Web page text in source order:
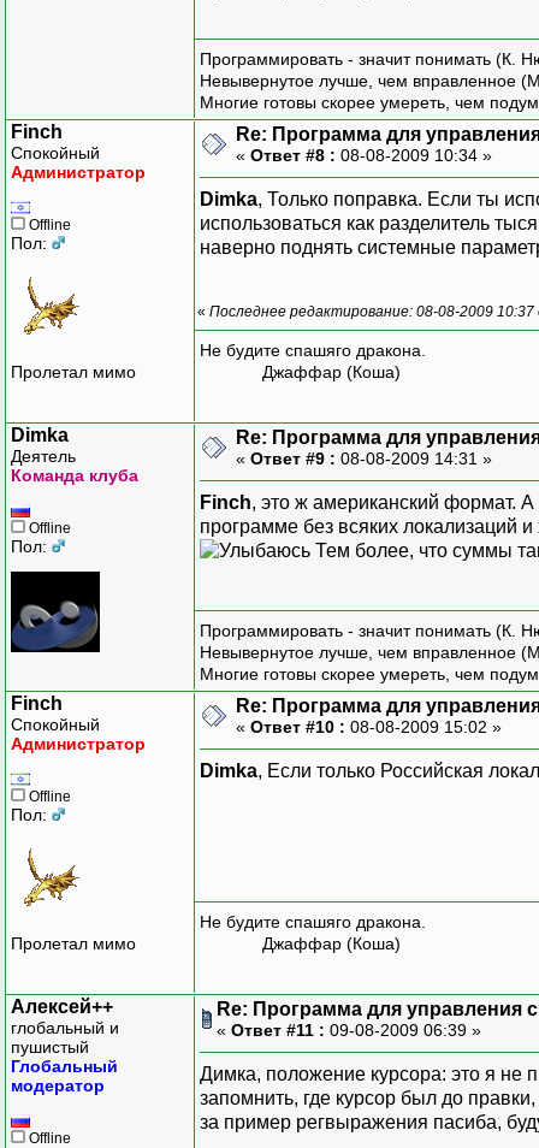
Программировать - значит понимать (К.
Невывернутое лучше, чем вправленное
Многие готовы скорее умереть, чем
Finch
Спокойный
Администратор
Offline
Пол:
Пролетал мимо
Re: Программа для
« Ответ #8 : 08-08-2009 10:34 »
Dimka, Только поправка. Если ты
использоваться как разделитель
наверно поднять системные
« Последнее редактирование: 08-08-2009
Не будите спашяго дракона.
Джаффар (Коша)
Dimka
Деятель
Команда клуба
Offline
Пол:
Re: Программа для
« Ответ #9 : 08-08-2009 14:31 »
Finch, это ж американский формат. А
программе без всяких локализаций
Тем более, что суммы
Программировать - значит понимать (К.
Невывернутое лучше, чем вправленное
Многие готовы скорее умереть, чем
Finch
Спокойный
Администратор
Offline
Пол:
Пролетал мимо
Re: Программа для
« Ответ #10 : 08-08-2009 15:02 »
Dimka, Если только Российская
Не будите спашяго дракона.
Джаффар (Коша)
Алексей++
глобальный и
пушистый
Глобальный
модератор
Offline
Re: Программа для управления
« Ответ #11 : 09-08-2009 06:39 »
Димка, положение курсора: это я не
запомнить, где курсор был до
за пример регвыражения пасиба,